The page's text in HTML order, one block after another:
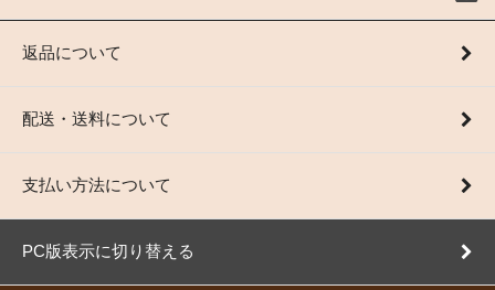
返品について
配送・送料について
支払い方法について
PC版表示に切り替える